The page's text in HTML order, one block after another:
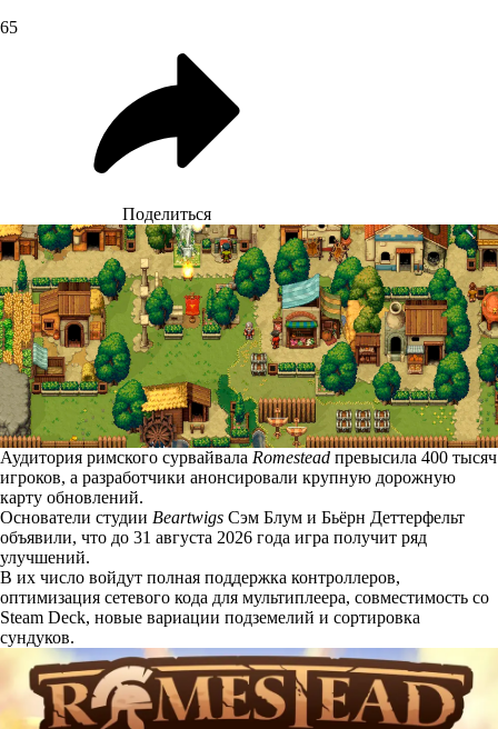
65
Поделиться
Аудитория римского сурвайвала Romestead превысила 400 тысяч
игроков, а разработчики анонсировали крупную дорожную
карту обновлений.
Основатели студии Beartwigs Сэм Блум и Бьёрн Деттерфельт
объявили, что до 31 августа 2026 года игра получит ряд
улучшений.
В их число войдут полная поддержка контроллеров,
оптимизация сетевого кода для мультиплеера, совместимость со
Steam Deck, новые вариации подземелий и сортировка
сундуков.